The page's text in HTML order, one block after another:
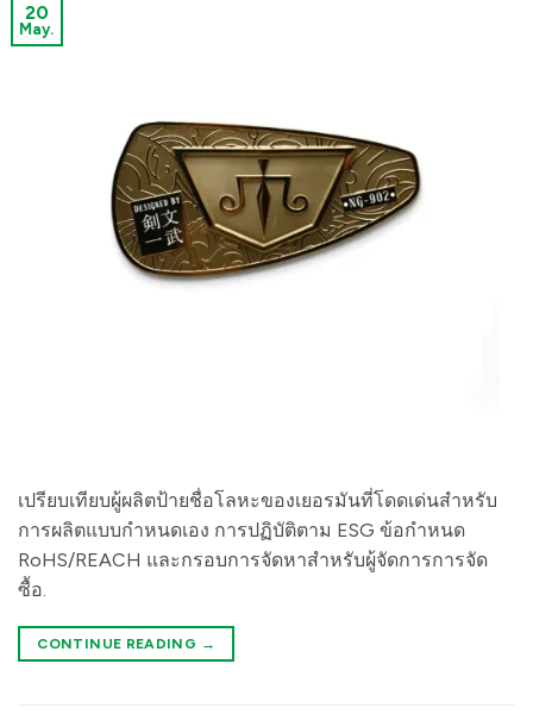
20
May.
เปรียบเทียบผู้ผลิตป้ายชื่อโลหะของเยอรมันที่โดดเด่นสำหรับ
การผลิตแบบกำหนดเอง การปฏิบัติตาม ESG ข้อกำหนด
RoHS/REACH และกรอบการจัดหาสำหรับผู้จัดการการจัด
ซื้อ.
CONTINUE READING →